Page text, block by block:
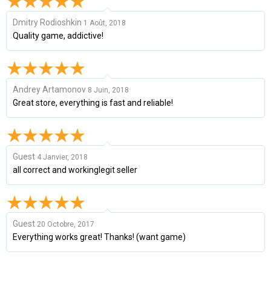
Dmitry Rodioshkin 1 Août, 2018
Quality game, addictive!
Andrey Artamonov 8 Juin, 2018
Great store, everything is fast and reliable!
Guest 4 Janvier, 2018
all correct and workinglegit seller
Guest 20 Octobre, 2017
Everything works great! Thanks! (want game)